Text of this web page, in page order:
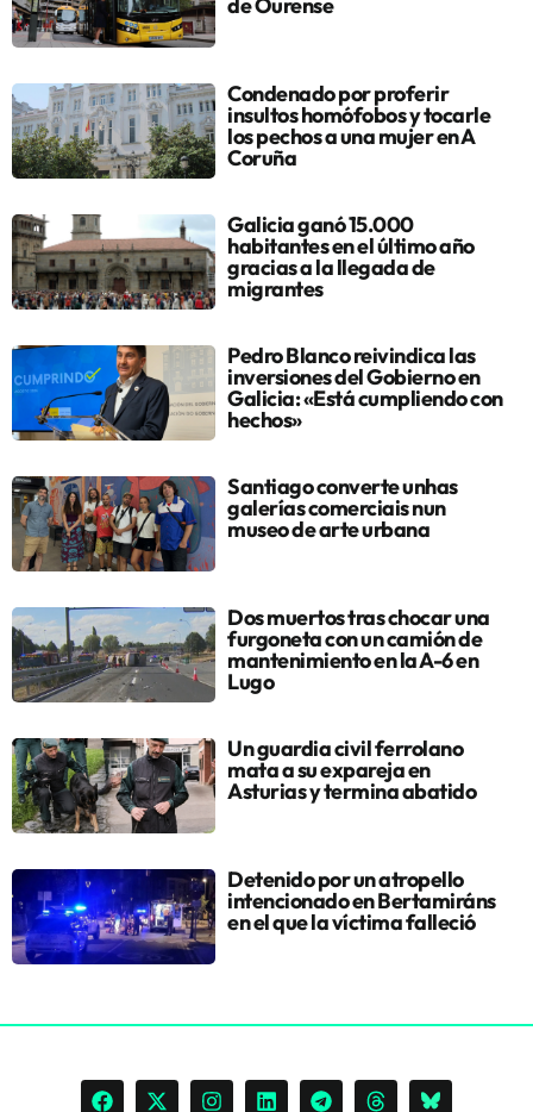
Condenado por proferir
insultos homófobos y tocarle
los pechos a una mujer en A
Coruña
Galicia ganó 15.000
habitantes en el último año
gracias a la llegada de
migrantes
Pedro Blanco reivindica las
inversiones del Gobierno en
Galicia: «Está cumpliendo con
hechos»
Santiago converte unhas
galerías comerciais nun
museo de arte urbana
Dos muertos tras chocar una
furgoneta con un camión de
mantenimiento en la A-6 en
Lugo
Un guardia civil ferrolano
mata a su expareja en
Asturias y termina abatido
Detenido por un atropello
intencionado en Bertamiráns
en el que la víctima falleció